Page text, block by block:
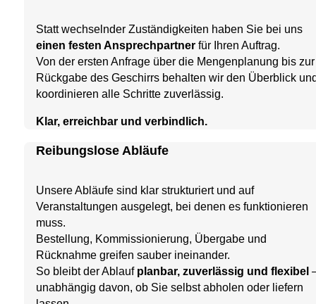
Statt wechselnder Zuständigkeiten haben Sie bei uns
einen festen Ansprechpartnerfür Ihren Auftrag.
Von der ersten Anfrage über die Mengenplanung bis zur
Rückgabe des Geschirrs behalten wir den Überblick
koordinieren alle Schritte zuverlässig.
Klar, erreichbar und verbindlich.
Reibungslose Abläufe
Unsere Abläufe sind klar strukturiert und auf
Veranstaltungen ausgelegt, bei denen es funktionieren
muss.
Bestellung, Kommissionierung, Übergabe und
Rücknahme greifen sauber ineinander.
So bleibt der Ablauf planbar, zuverlässig und flexibel
unabhängig davon, ob Sie selbst abholen oder liefern